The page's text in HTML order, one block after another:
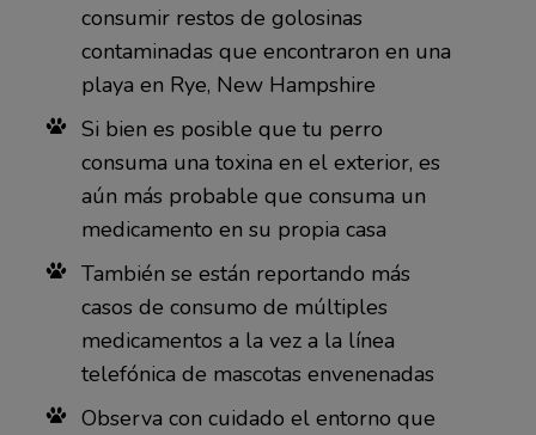
consumir restos de golosinas
contaminadas que encontraron en una
playa en Rye, New Hampshire
Si bien es posible que tu perro
consuma una toxina en el exterior, es
aún más probable que consuma un
medicamento en su propia casa
También se están reportando más
casos de consumo de múltiples
medicamentos a la vez a la línea
telefónica de mascotas envenenadas
Observa con cuidado el entorno que